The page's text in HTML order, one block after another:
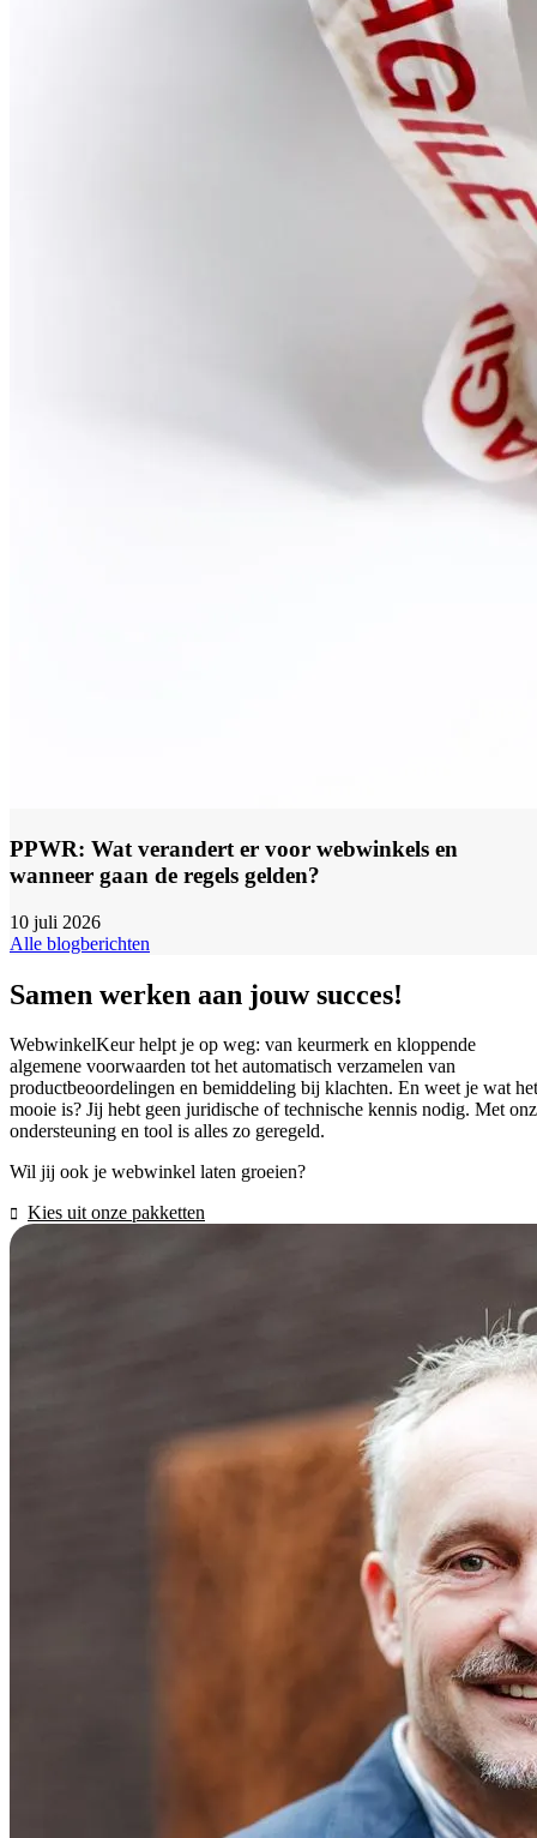
PPWR: Wat verandert er voor webwinkels en
wanneer gaan de regels gelden?
10 juli 2026
Alle blogberichten
Samen werken aan jouw succes!
WebwinkelKeur helpt je op weg: van keurmerk en kloppende
algemene voorwaarden tot het automatisch verzamelen van
productbeoordelingen en bemiddeling bij klachten. En weet je wat het
mooie is? Jij hebt geen juridische of technische kennis nodig. Met
ondersteuning en tool is alles zo geregeld.
Wil jij ook je webwinkel laten groeien?
Kies uit onze pakketten